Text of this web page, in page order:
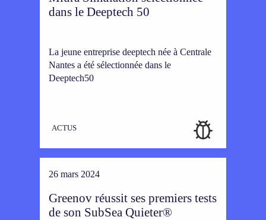
dans le Deeptech 50
La jeune entreprise deeptech née à Centrale
Nantes a été sélectionnée dans le
Deeptech50
ACTUS
26 mars 2024
Greenov réussit ses premiers tests
de son SubSea Quieter®